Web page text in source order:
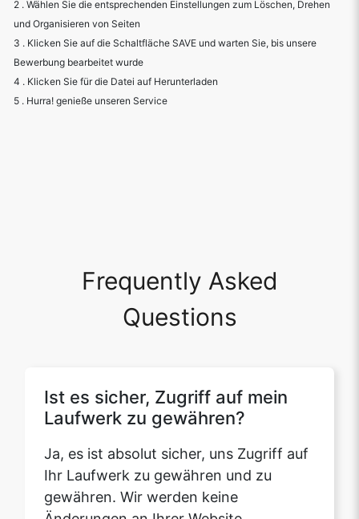
4 . Klicken Sie für die Datei auf Herunterladen
5 . Hurra! genieße unseren Service
Ist es sicher, Zugriff auf mein
Ihr Laufwerk zu gewähren und zu
gewähren. Wir werden keine
Änderungen an Ihrer Website
vornehmen und Ihre Dateien sind bei
Ihnen sicher.